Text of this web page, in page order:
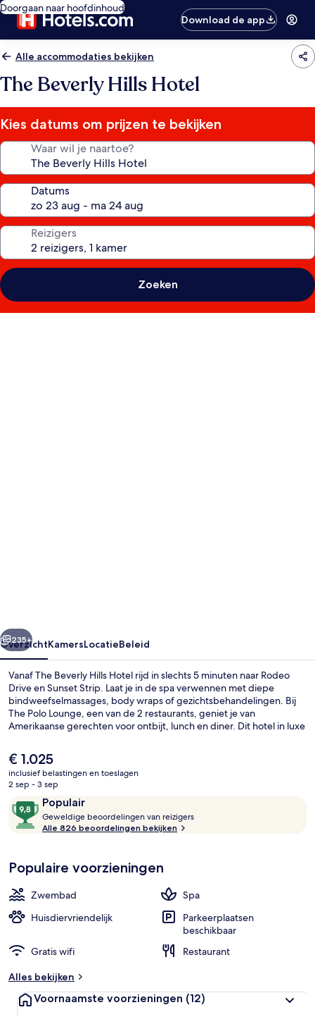
Doorgaan naar hoofdinhoud
Download de app
Alle accommodaties bekijken
The Beverly Hills Hotel
Kies datums om prijzen te bekijken
Waar wil je naartoe?
Datums
Reizigers
Zoeken
Volgende
235+
OverzichtKamersLocatieBeleid
Vanaf The Beverly Hills Hotel rijd in slechts 5 minuten naar Rodeo
Drive en Sunset Strip. Laat je in de spa verwennen met diepe
bindweefselmassages, body wraps of gezichtsbehandelingen. Bij
The Polo Lounge, een van de 2 restaurants, geniet je van
Amerikaanse gerechten voor ontbijt, lunch en diner. Dit hotel in luxe
het zwembad en een 24-uurs fitnesscentrum. Andere reizigers
waarderen het behulpzame personeel.
De
huidige
prijs
€ 1.025
€ 1.025
inclusief belastingen en toeslagen
2 sep - 3 sep
Beoordelingen
Populair
9,8
van
10,
Geweldige beoordelingen van reizigers
i
e
e
r
d
Alle 826 beoordelingen bekijken
Populaire voorzieningen
Zwembad
Spa
Huisdiervriendelijk
Parkeerplaatsen
beschikbaar
Gratis wifi
Restaurant
Alles bekijken
Voornaamste voorzieningen (12)